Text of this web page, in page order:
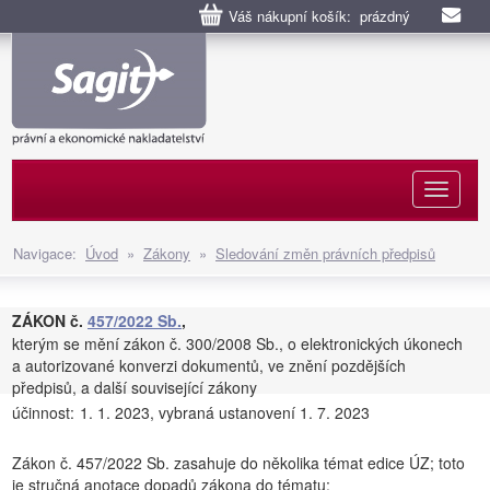
Váš nákupní košík: prázdný
Navigace: Úvod » Zákony » Sledování změn právních předpisů
ZÁKON č. 457/2022 Sb.,
kterým se mění zákon č. 300/2008 Sb., o elektronických úkonech
a autorizované konverzi dokumentů, ve znění pozdějších
předpisů, a další související zákony
účinnost: 1. 1. 2023, vybraná ustanovení 1. 7. 2023
Zákon č. 457/2022 Sb. zasahuje do několika témat edice ÚZ; toto
je stručná anotace dopadů zákona do tématu: